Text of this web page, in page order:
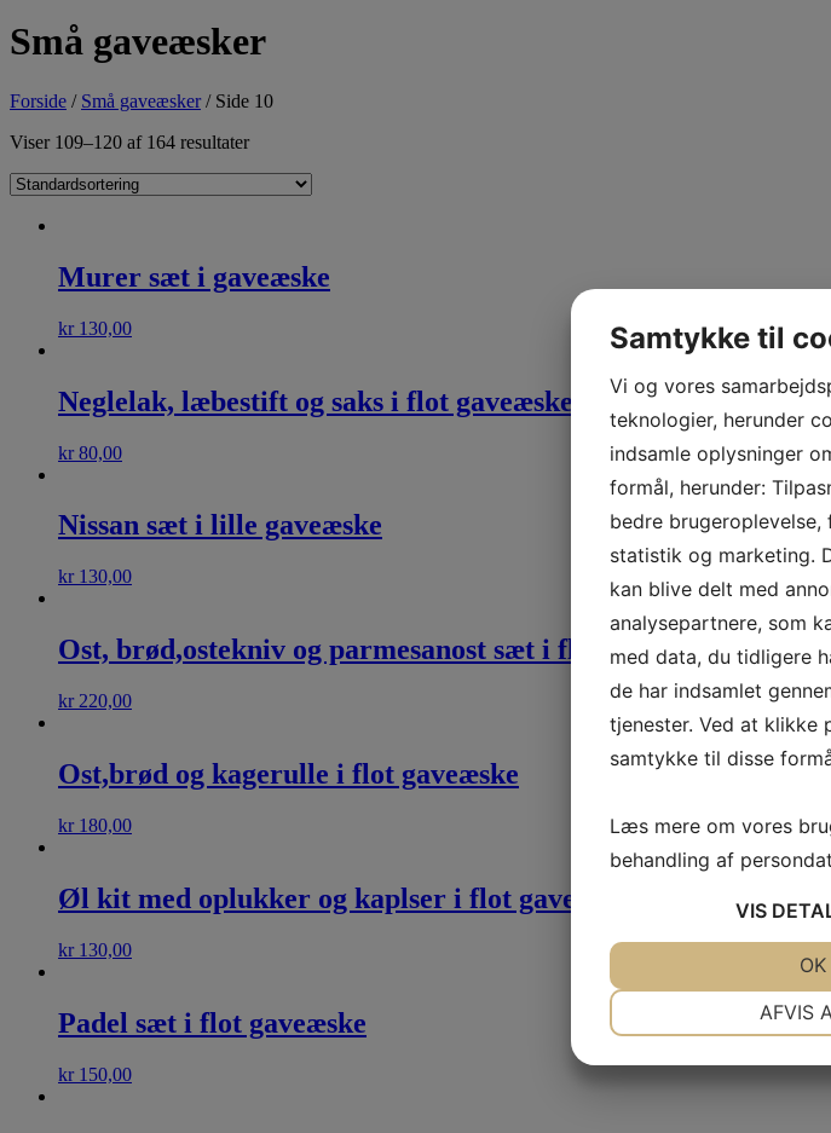
Små gaveæsker
Forside / Små gaveæsker/ Side 10
Viser 109–120 af 164 resultater
Murer sæt i gaveæske
kr130,00
Neglelak, læbestift og saks i flot gaveæske
kr80,00
Nissan sæt i lille gaveæske
kr130,00
Ost, brød,ostekniv og parmesanost sæt i flot gaveæske
kr220,00
Ost,brød og kagerulle i flot gaveæske
kr180,00
Øl kit med oplukker og kaplser i flot gaveæske
kr130,00
Padel sæt i flot gaveæske
kr150,00
Samtykke til
Vi og vores
teknologier, herunder
indsamle oplysninger
formål, herunder:
bedre brugeroplevelse,
statistik og marketing.
kan blive delt med
analysepartnere, som
med data, du tidligere
de har indsamlet
tjenester. Ved at klikke
samtykke til disse
Læs mere om vores
behandling af
VIS
AFVIS
OK